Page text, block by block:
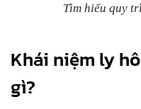
Tìm hiểu quy
Khái niệm ly
gì?